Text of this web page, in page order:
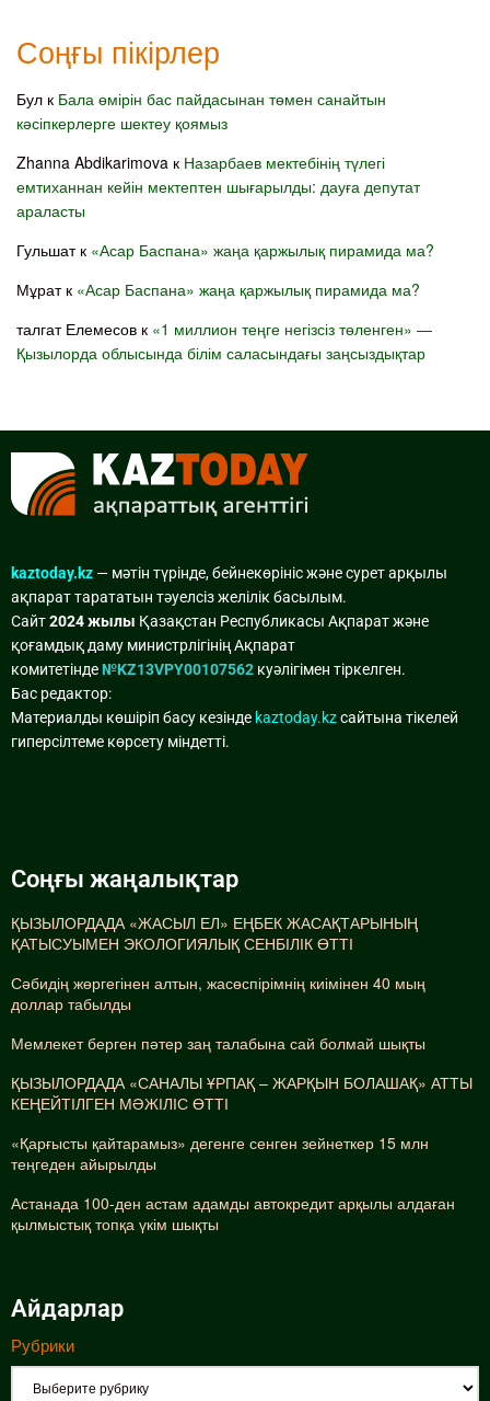
Соңғы пікірлер
Бул к Бала өмірін бас пайдасынан төмен санайтын
кәсіпкерлерге шектеу қоямыз
Zhanna Abdikarimova к Назарбаев мектебінің түлегі
емтиханнан кейін мектептен шығарылды: дауға депутат
араласты
Гульшатк «Асар Баспана» жаңа қаржылық пирамида ма?
Мұратк «Асар Баспана» жаңа қаржылық пирамида ма?
талгат Елемесов к «1 миллион теңге негізсіз төленген» —
Қызылорда облысында білім саласындағы заңсыздықтар
kaztoday.kz — мәтін түрінде, бейнекөрініс және сурет арқылы
ақпарат тарататын тәуелсіз желілік басылым.
Сайт2024 жылы Қазақстан Республикасы Ақпарат және
қоғамдық даму министрлігінің Ақпарат
комитетінде№KZ13VPY00107562 куәлігімен тіркелген.
Бас редактор:
Материалды көшіріп басу кезінде kaztoday.kzсайтына тікелей
гиперсілтеме көрсету міндетті.
Соңғы жаңалықтар
ҚЫЗЫЛОРДАДА «ЖАСЫЛ ЕЛ» ЕҢБЕК ЖАСАҚТАРЫНЫҢ
ҚАТЫСУЫМЕН ЭКОЛОГИЯЛЫҚ СЕНБІЛІК ӨТТІ
Сәбидің жөргегінен алтын, жасөспірімнің киімінен 40 мың
доллар табылды
Мемлекет берген пәтер заң талабына сай болмай шықты
ҚЫЗЫЛОРДАДА «САНАЛЫ ҰРПАҚ – ЖАРҚЫН БОЛАШАҚ» АТТЫ
КЕҢЕЙТІЛГЕН МӘЖІЛІС ӨТТІ
«Қарғысты қайтарамыз» дегенге сенген зейнеткер 15 млн
теңгеден айырылды
Астанада 100-ден астам адамды автокредит арқылы алдаған
қылмыстық топқа үкім шықты
Айдарлар
Рубрики